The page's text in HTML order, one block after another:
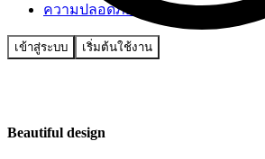
ความปลอดภัย
เข้าสู่ระบบ เริ่มต้นใช้งาน
Beautiful design